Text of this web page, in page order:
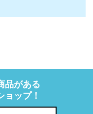
品がある
ョップ！